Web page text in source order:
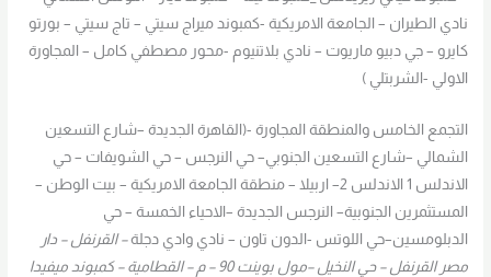
نادي الطيران – الجامعة الامريكية -كمبوند ميراج سيتي – تاج سيتي – بورتو
كايرو – جي دبيو ماريوت – نادي بلاتنيوم -محور مصطفي كامل – المجاورة
الاولي -الشربتلي )
التجمع الخامس والمنطقة المجاورة -(القاهرة الجديدة –شارع التسعين
الشمالي –شارع التسعين الجنوبي– حي النرجس – حي الشويفات – حي
الاندلس 1 الاندلس 2– اربيلا – منطقة الجامعة الامريكية – بيت الوطن –
المستثمرين الجنوبية– النرجس الجديدة –الاحياء الخمسة – حي
الدبلومسين–حي اللوتس -الدون تاون – نادي وادي دجلة– القرنفل – دار
مصر القرنفل – حي النخيل –مول بوينت 90 – م – القطامية – كمبوند ميفيدا